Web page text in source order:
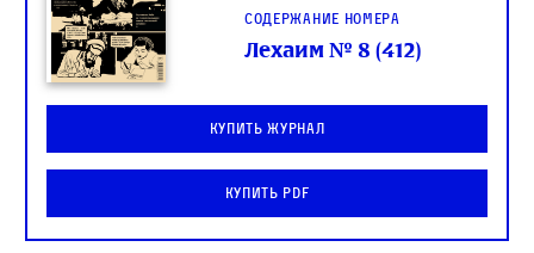
Содержание номера
Лехаим № 8 (412)
Купить журнал
Купить PDF